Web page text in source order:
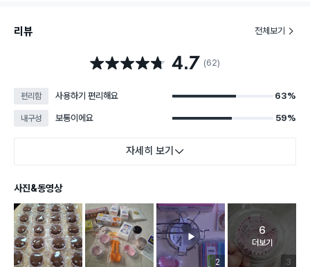
리뷰 전체보기
별점 4.7점 4.7 (62)
편리함 사용하기 편리해요 63%
내구성 보통이에요 59%
자세히 보기
사진&동영상
리뷰 이미지 등록 개수
2 리뷰 이
3
고객 리뷰
6
더보기